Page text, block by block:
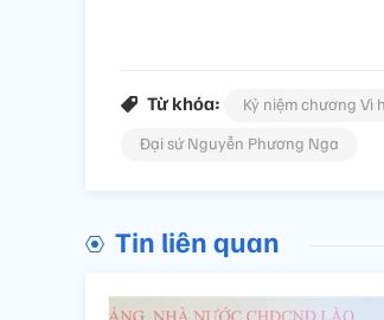
Từ khóa: Kỷ niệm chương Vì
Đại sứ Nguyễn Phương Nga
Tin liên quan